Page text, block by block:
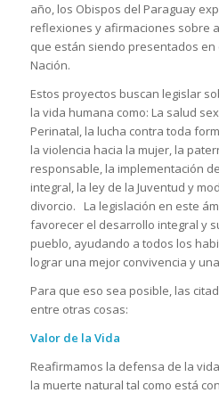
año, los Obispos del Paraguay
reflexiones y afirmaciones sobre
que están siendo presentados en
Nación.
Estos proyectos buscan legislar
la vida humana como: La salud
Perinatal, la lucha contra toda
la violencia hacia la mujer, la
responsable, la implementación
integral, la ley de la Juventud y
divorcio. La legislación en este
favorecer el desarrollo integral y
pueblo, ayudando a todos los
lograr una mejor convivencia y
Para que eso sea posible, las
entre otras cosas:
Valor de la Vida
Reafirmamos la defensa de la
la muerte natural tal como está